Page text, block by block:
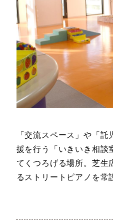
「交流スペース」や「
援を行う「いきいき相談
てくつろげる場所。芝生
るストリートピアノを常